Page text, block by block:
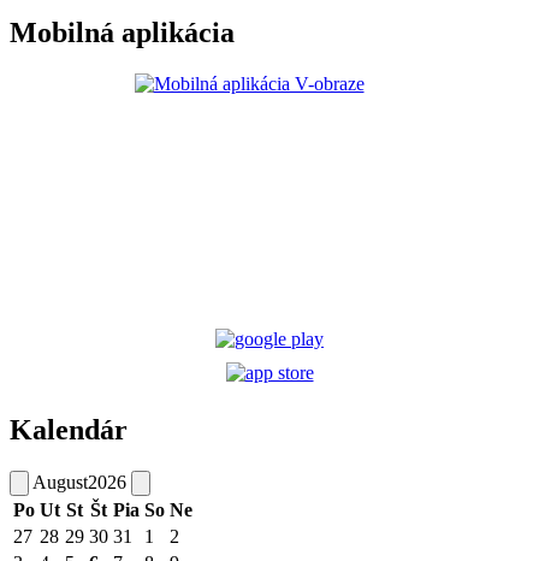
Mobilná aplikácia
Kalendár
August2026
Po Ut St Št Pia So Ne
27 28 29 30 31 1
2